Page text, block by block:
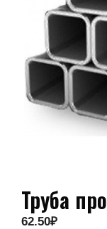
Труба
62.50₽